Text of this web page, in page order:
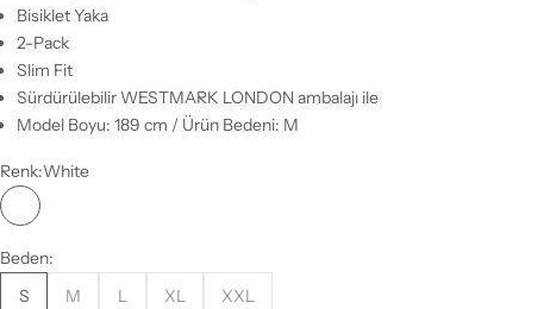
Bisiklet Yaka
2-Pack
Slim Fit
Sürdürülebilir WESTMARK LONDON ambalajı ile
Model Boyu: 189 cm / Ürün Bedeni: M
Renk:White
White
Beden:
S
M L XL XXL